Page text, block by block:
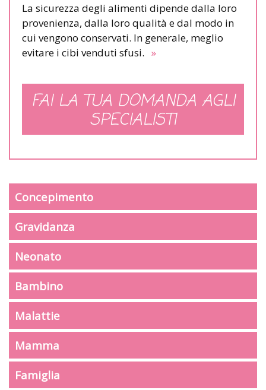
La sicurezza degli alimenti dipende dalla loro
provenienza, dalla loro qualità e dal modo in
cui vengono conservati. In generale, meglio
evitare i cibi venduti sfusi. »
FAI LA TUA DOMANDA AGLI
SPECIALISTI
Concepimento
Gravidanza
Neonato
Bambino
Malattie
Mamma
Famiglia